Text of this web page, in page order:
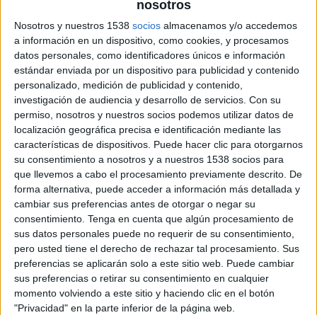
nosotros
Nosotros y nuestros 1538 socios almacenamos y/o accedemos
a información en un dispositivo, como cookies, y procesamos
datos personales, como identificadores únicos e información
estándar enviada por un dispositivo para publicidad y contenido
personalizado, medición de publicidad y contenido,
investigación de audiencia y desarrollo de servicios. Con su
permiso, nosotros y nuestros socios podemos utilizar datos de
localización geográfica precisa e identificación mediante las
características de dispositivos. Puede hacer clic para otorgarnos
su consentimiento a nosotros y a nuestros 1538 socios para
que llevemos a cabo el procesamiento previamente descrito. De
forma alternativa, puede acceder a información más detallada y
cambiar sus preferencias antes de otorgar o negar su
consentimiento. Tenga en cuenta que algún procesamiento de
sus datos personales puede no requerir de su consentimiento,
pero usted tiene el derecho de rechazar tal procesamiento. Sus
preferencias se aplicarán solo a este sitio web. Puede cambiar
sus preferencias o retirar su consentimiento en cualquier
momento volviendo a este sitio y haciendo clic en el botón
"Privacidad" en la parte inferior de la página web.
agencia consigue como clientes a Beer &
Food (Beer&Food), Galenicum y Dia (DIA)
Yslandia ha empezado a trabajar como agencia
digital del grupo de restauración Beer&Food, en
concreto para sus marcas Carl’s Jr., Tommy Mel’s,
Tony Roma´s, La Chelinda, Gambrinus, Official
Irish Pub y Cruz Blanca. En este caso, el equipo de
Yslandia se encarga del desarrollo de contenidos
y la gestión de las comunidades de los canales
sociales. Además, se ocupará de diseñar y
desarrollar landings y webs, y realizará y
planificará las campañas del grupo en medios
digitales.
Por su parte, la empresa farmacéutica Galenicum
es otro de los nombres en su cartera de clientes,
a través también de concurso. Yslandia es la